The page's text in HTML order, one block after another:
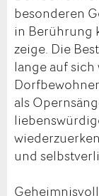
besonderen
in Berührung
zeige. Die
lange auf
als
und